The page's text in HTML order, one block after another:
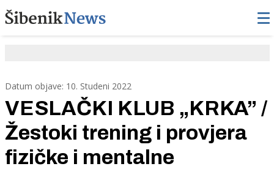
Datum objave: 10. Studeni 2022
VESLAČKI KLUB „KRKA” /
Žestoki trening i provjera
fizičke i mentalne